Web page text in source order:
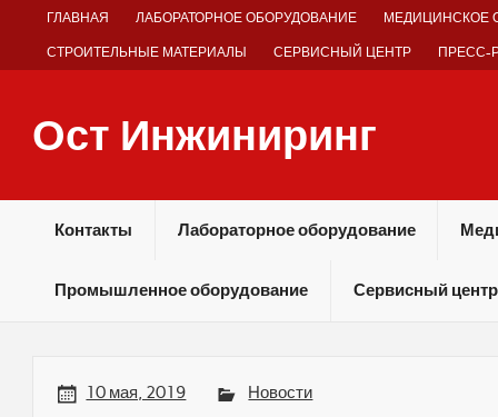
ГЛАВНАЯ ЛАБОРАТОРНОЕ ОБОРУДОВАНИЕ МЕДИЦИНСКОЕ
СТРОИТЕЛЬНЫЕ МАТЕРИАЛЫ СЕРВИСНЫЙ ЦЕНТР ПРЕСС-
Ост Инжиниринг
Контакты Лабораторное оборудование
Промышленное оборудование Сервисный центр
10 мая, 2019 Новости